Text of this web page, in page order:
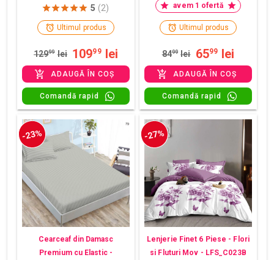
5 (2)
Ultimul produs
12999 lei 10999 lei
ADAUGĂ ÎN COȘ
Comandă rapid
avem 1 ofertă
Ultimul produs
8499 lei 6599 lei
ADAUGĂ ÎN COȘ
Comandă rapid
-23%
Cearceaf din Damasc
Premium cu Elastic -
-27%
Lenjerie Finet 6 Piese - Flori
si Fluturi Mov - LFS_C023B